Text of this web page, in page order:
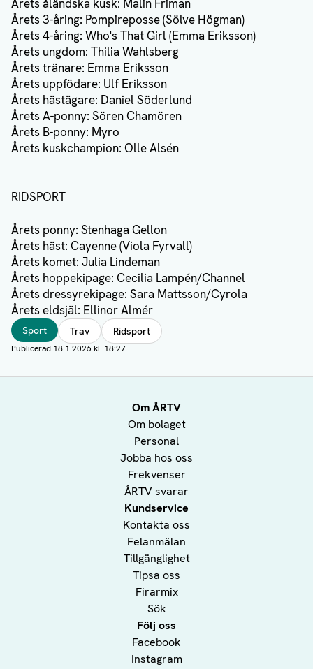
Årets åländska kusk: Malin Friman
Årets 3-åring: Pompireposse (Sölve Högman)
Årets 4-åring: Who's That Girl (Emma Eriksson)
Årets ungdom: Thilia Wahlsberg
Årets tränare: Emma Eriksson
Årets uppfödare: Ulf Eriksson
Årets hästägare: Daniel Söderlund
Årets A-ponny: Sören Chamören
Årets B-ponny: Myro
Årets kuskchampion: Olle Alsén
RIDSPORT
Årets ponny: Stenhaga Gellon
Årets häst: Cayenne (Viola Fyrvall)
Årets komet: Julia Lindeman
Årets hoppekipage: Cecilia Lampén/Channel
Årets dressyrekipage: Sara Mattsson/Cyrola
Årets eldsjäl: Ellinor Almér
Taggar
Sport Trav Ridsport
Författare
Publicerad 18.1.2026 kl. 18:27
Om ÅRTV
Om bolaget
Personal
Jobba hos oss
Frekvenser
ÅRTV svarar
Kundservice
Kontakta oss
Felanmälan
Tillgänglighet
Tipsa oss
Firarmix
Sök
Följ oss
Facebook
Instagram